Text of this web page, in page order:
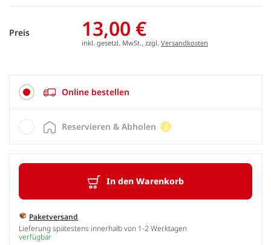
Preis 13,00 €
inkl. gesetzl. MwSt., zzgl. Versandkosten
Online bestellen
In den Warenkorb
Paketversand
Lieferung spätestens innerhalb von 1-2 Werktagen
verfügbar
Reservieren & Abholen